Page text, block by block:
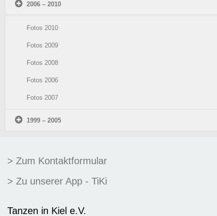
2006 – 2010
Fotos 2010
Fotos 2009
Fotos 2008
Fotos 2006
Fotos 2007
1999 – 2005
> Zum Kontaktformular
> Zu unserer App - TiKi
Tanzen in Kiel e.V.